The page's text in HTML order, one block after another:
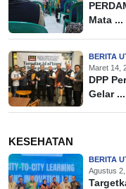
Mata ...
BERITA
Maret 14,
DPP
Gelar ...
KESEHATAN
BERITA
Agustus